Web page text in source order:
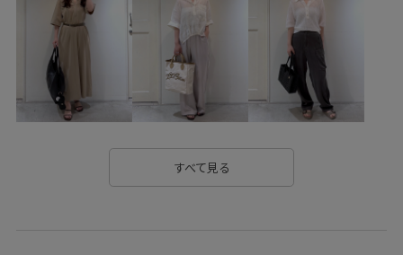
SHX36080 2026ceremonybi 2512JUNPRESS対象商品
25aw_ニットススタイル 26SS_salon_BAGSHOSE
26SS_salon_BAG_SHOSE 26SS_salon_ceremony
26SS_salon_Lace 26SS_salon_lspant
Tシャツ
WEB限定 お手入れしやすい
すべて見る